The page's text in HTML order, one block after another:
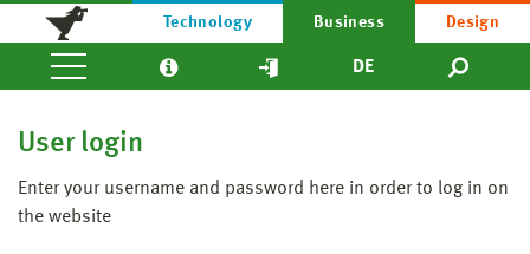
Technology Business Design
DE
User login
Enter your username and password here in order to log in on
the website